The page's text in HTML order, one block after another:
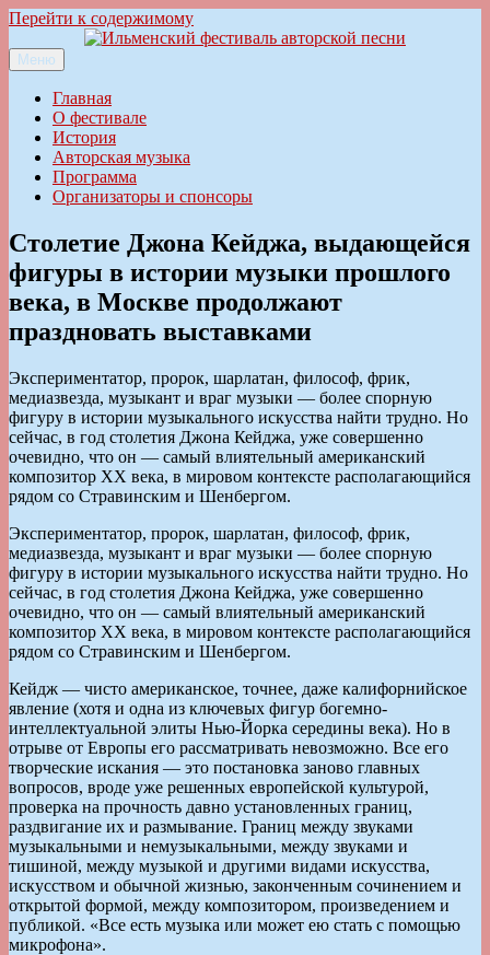
Перейти к содержимому
Ильменский фестиваль авторской песни
Меню
Главная
О фестивале
История
Авторская музыка
Программа
Организаторы и спонсоры
Столетие Джона Кейджа, выдающейся
фигуры в истории музыки прошлого
века, в Москве продолжают
праздновать выставками
Экспериментатор, пророк, шарлатан, философ, фрик,
медиазвезда, музыкант и враг музыки — более спорную
фигуру в истории музыкального искусства найти трудно. Но
сейчас, в год столетия Джона Кейджа, уже совершенно
очевидно, что он — самый влиятельный американский
композитор ХХ века, в мировом контексте располагающийся
рядом со Стравинским и Шенбергом.
Экспериментатор, пророк, шарлатан, философ, фрик,
медиазвезда, музыкант и враг музыки — более спорную
фигуру в истории музыкального искусства найти трудно. Но
сейчас, в год столетия Джона Кейджа, уже совершенно
очевидно, что он — самый влиятельный американский
композитор ХХ века, в мировом контексте располагающийся
рядом со Стравинским и Шенбергом.
Кейдж — чисто американское, точнее, даже калифорнийское
явление (хотя и одна из ключевых фигур богемно-
интеллектуальной элиты Нью-Йорка середины века). Но в
отрыве от Европы его рассматривать невозможно. Все его
творческие искания — это постановка заново главных
вопросов, вроде уже решенных европейской культурой,
проверка на прочность давно установленных границ,
раздвигание их и размывание. Границ между звуками
музыкальными и немузыкальными, между звуками и
тишиной, между музыкой и другими видами искусства,
искусством и обычной жизнью, законченным сочинением и
открытой формой, между композитором, произведением и
публикой. «Все есть музыка или может ею стать с помощью
микрофона».